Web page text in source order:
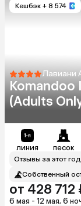
Кешбэк + 8 574
Лавиани
Komandoo
(Adults
линия песок
Отзывы за этот год
Собственный
от 428 712
6 мая - 12 мая, 6